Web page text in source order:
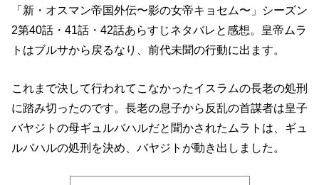
「新・オスマン帝国外伝〜影の女帝キョセム〜」シーズン
2第40話・41話・42話あらすじネタバレと感想。皇帝ムラ
トはブルサから戻るなり、前代未聞の行動に出ます。
これまで決して行われてこなかったイスラムの長老の処刑
に踏み切ったのです。長老の息子から反乱の首謀者は皇子
バヤジトの母ギュルバハルだと聞かされたムラトは、ギュ
ルバハルの処刑を決め、バヤジトが動き出しました。